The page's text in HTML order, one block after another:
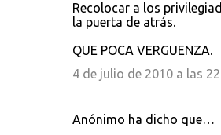
Recolocar a los
la puerta de atrás.
QUE POCA VERGUENZA.
4 de julio de 2010 a las
Anónimo ha dicho que…